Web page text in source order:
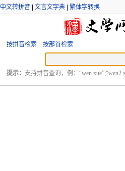
中文转拼音| 文言文字典| 繁体字转换
按拼音检索 按部首检索
提示： 支持拼音查询，例：“wen xue”;“wen2